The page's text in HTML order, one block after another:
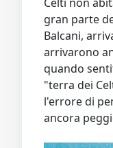
gran parte
Balcani,
arrivarono
quando
"terra dei
l'errore di
ancora